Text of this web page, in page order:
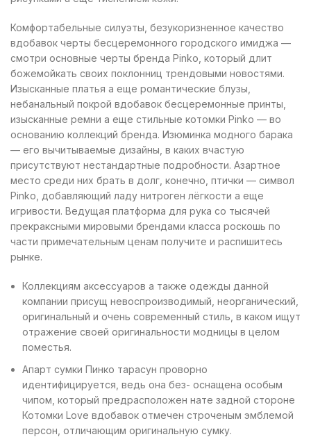
Комфортабельные силуэты, безукоризненное качество
вдобавок черты бесцеремонного городского имиджа —
смотри основные черты бренда Pinko, который длит
божемойкать своих поклонниц трендовыми новостями.
Изысканные платья а еще романтические блузы,
небанальный покрой вдобавок бесцеремонные принты,
изысканные ремни а еще стильные котомки Pinko — во
основанию коллекций бренда. Изюминка модного барака
— его вычитываемые дизайны, в каких вчастую
присутствуют нестандартные подробности. Азартное
место среди них брать в долг, конечно, птички — символ
Pinko, добавляющий ладу нитроген лёгкости а еще
игривости. Ведущая платформа для рука со тысячей
прекраксными мировыми брендами класса роскошь по
части примечательным ценам получите и распишитесь
рынке.
Коллекциям аксессуаров а также одежды данной
компании присущ невоспроизводимый, неорганический,
оригинальный и очень современный стиль, в каком ищут
отражение своей оригинальности модницы в целом
поместья.
Апарт сумки Пинко тарасун проворно
идентифицируется, ведь она без- оснащена особым
чипом, который предрасположен нате задной стороне
Котомки Love вдобавок отмечен строченым эмблемой
персон, отличающим оригинальную сумку.